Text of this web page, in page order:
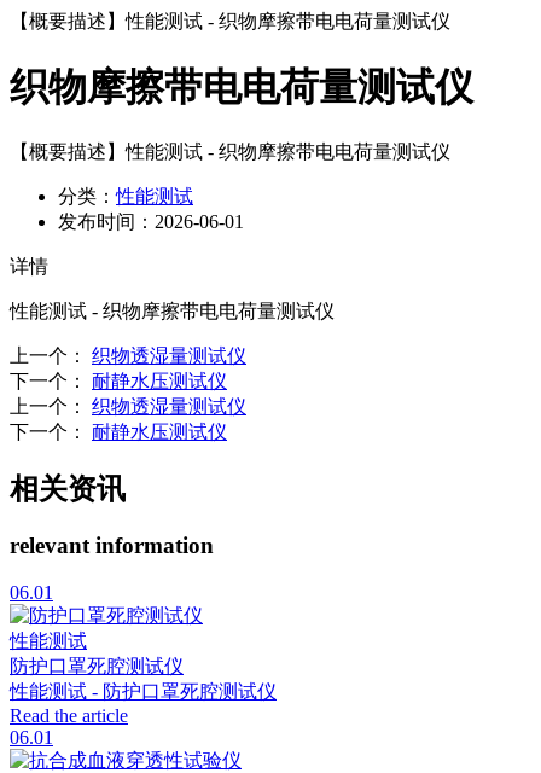
【概要描述】性能测试 - 织物摩擦带电电荷量测试仪
织物摩擦带电电荷量测试仪
【概要描述】性能测试 - 织物摩擦带电电荷量测试仪
分类：性能测试
发布时间： 2026-06-01
详情
性能测试 - 织物摩擦带电电荷量测试仪
上一个 ：
织物透湿量测试仪
下一个 ：
耐静水压测试仪
上一个 ：
织物透湿量测试仪
下一个 ： 耐静水压测试仪
相关资讯
relevant information
06.01
性能测试
防护口罩死腔测试仪
性能测试 - 防护口罩死腔测试仪
Read the article
06.01